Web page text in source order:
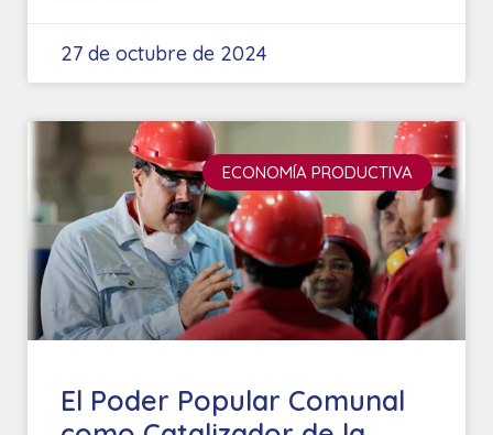
27 de octubre de 2024
ECONOMÍA PRODUCTIVA
El Poder Popular Comunal